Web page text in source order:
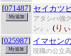
[071487] セイカツ
アタシハ強
ン』。 (り
[025987] イマセン
現職の公立